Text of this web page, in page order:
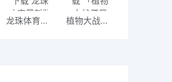
龙珠体育直播APP下载 龙珠体育最新版 植物大战僵尸3下载 「植物大战僵尸3v9.9.8汉化版」